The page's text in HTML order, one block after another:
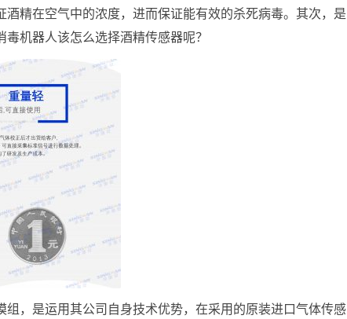
精在空气中的浓度，进而保证能有效的杀死病毒。其次，是
机器人该怎么选择酒精传感器呢？
，是运用其公司自身技术优势，在采用的原装进口气体传感